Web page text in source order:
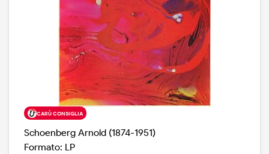
CARÙ CONSIGLIA
Schoenberg Arnold (1874-1951)
Formato: LP